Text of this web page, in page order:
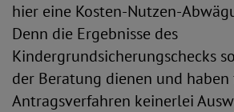
hier eine Kosten-Nutzen-
Denn die Ergebnisse des
Kindergrundsicherungschecks
der Beratung dienen und
Antragsverfahren keinerlei